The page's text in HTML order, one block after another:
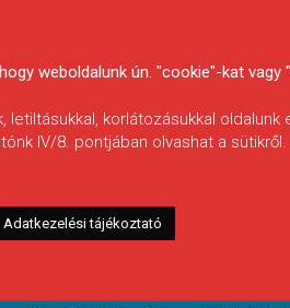
weboldalunk ún. "cookie"-kat vagy
korlátozásukkal
IV/8. pontjában olvashat a sütikről.
Adatkezelési tájékoztató